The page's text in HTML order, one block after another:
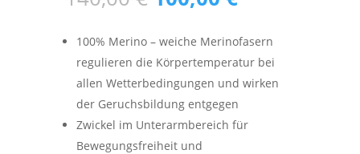
Preis
war:
140,00 €
Preis
ist:
100,00 €.
100% Merino – weiche Merinofasern
regulieren die Körpertemperatur bei
allen Wetterbedingungen und wirken
der Geruchsbildung entgegen
Zwickel im Unterarmbereich für
Bewegungsfreiheit und